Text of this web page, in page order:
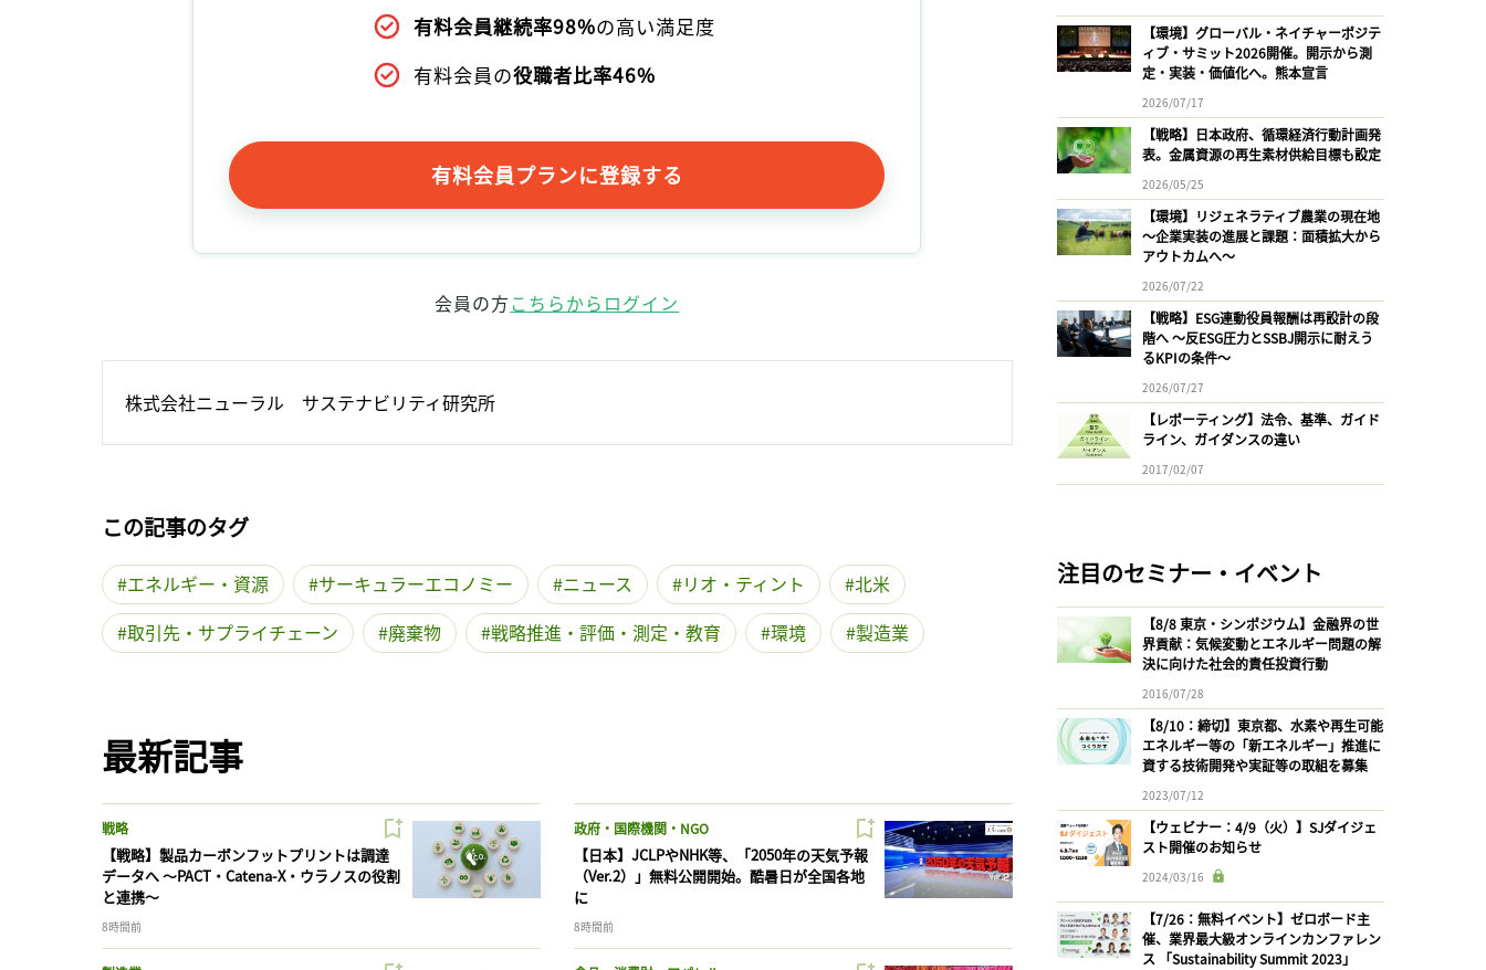
有料会員継続率98%の高い満足度
有料会員の役職者比率46%
有料会員プランに登録する
会員の方こちらからログイン
株式会社ニューラル　サステナビリティ研究所
この記事のタグ
エネルギー・資源 サーキュラーエコノミー ニュース リオ・ティント
北米
取引先・サプライチェーン
廃棄物 戦略推進・評価・測定・教育 環境 製造業
最新記事
戦略
【戦略】製品カーボンフットプリントは調達
データへ 〜PACT・Catena-X・ウラノスの役割
と連携〜
8時間前
政府・国際機関・NGO
【日本】JCLPやNHK等、「2050年の天気予報
（Ver.2）」無料公開開始。酷暑日が全国各地
に
8時間前
【環境】グローバル・ネイチャーポジテ
ィブ・サミット2026開催。開示から測
定・実装・価値化へ。熊本宣言
2026/07/17
【戦略】日本政府、循環経済行動計画発
表。金属資源の再生素材供給目標も設定
2026/05/25
【環境】リジェネラティブ農業の現在地
〜企業実装の進展と課題：面積拡大から
アウトカムへ〜
2026/07/22
【戦略】ESG連動役員報酬は再設計の段
階へ 〜反ESG圧力とSSBJ開示に耐えう
るKPIの条件〜
2026/07/27
【レポーティング】法令、基準、ガイド
ライン、ガイダンスの違い
2017/02/07
注目のセミナー・イベント
【8/8 東京・シンポジウム】金融界の世
界貢献：気候変動とエネルギー問題の解
決に向けた社会的責任投資行動
2016/07/28
【8/10：締切】東京都、水素や再生可能
エネルギー等の「新エネルギー」推進に
資する技術開発や実証等の取組を募集
2023/07/12
【ウェビナー：4/9（火）】SJダイジェ
スト開催のお知らせ
2024/03/16
【7/26：無料イベント】ゼロボード主
催、業界最大級オンラインカンファレン
ス 「Sustainability Summit 2023」